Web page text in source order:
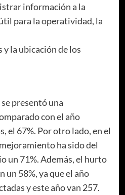
información a la
para la operatividad, la
la ubicación de los
presentó una
con el año
el 67%. Por otro lado, en el
ha sido del
un 71%. Además, el hurto
un 58%, ya que el año
y este año van 257.